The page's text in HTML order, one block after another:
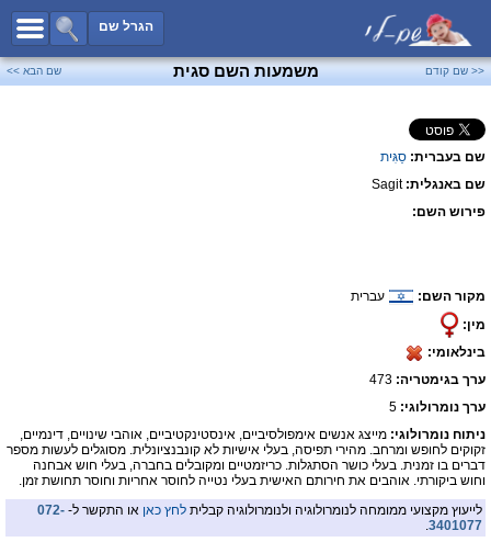
הגרל שם
כל השמות
שמות לבנים
פייסבוק
<< שם קודם משמעות השם סגית שם הבא >>
שם בעברית: סַגִּית
שם באנגלית:Sagit
פירוש השם:
מקור השם:
עברית
מין:
בינלאומי:
ערך בגימטריה:
ערך נומרולוגי: 5
ניתוח נומרולוגי: מייצג אנשים אימפולסיביים, אינסטינקטיביים, אוהבי שינויים, דינמיים,
זקוקים לחופש ומרחב. מהירי תפיסה, בעלי אישיות לא קונבנציונלית. מסוגלים לעשות מספר
דברים בו זמנית. בעלי כושר הסתגלות. כריזמטיים ומקובלים בחברה, בעלי חוש אבחנה
וחוש ביקורתי. אוהבים את חירותם האישית בעלי נטייה לחוסר אחריות וחוסר תחושת זמן.
לייעוץ מקצועי ממומחה לנומרולוגיה ולנומרולוגיה קבלית לחץ כאן או התקשר ל- 072-
3401077
.